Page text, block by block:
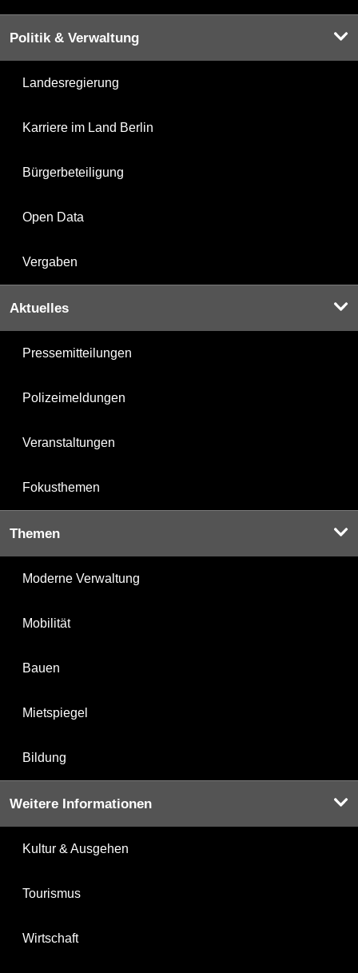
Politik & Verwaltung
Landesregierung
Karriere im Land Berlin
Bürgerbeteiligung
Open Data
Vergaben
Aktuelles
Pressemitteilungen
Polizeimeldungen
Veranstaltungen
Fokusthemen
Themen
Moderne Verwaltung
Mobilität
Bauen
Mietspiegel
Bildung
Weitere Informationen
Kultur & Ausgehen
Tourismus
Wirtschaft